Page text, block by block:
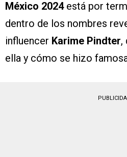
México 2024está por
dentro de los nombres
influencer Karime Pindter,
ella y cómo se hizo